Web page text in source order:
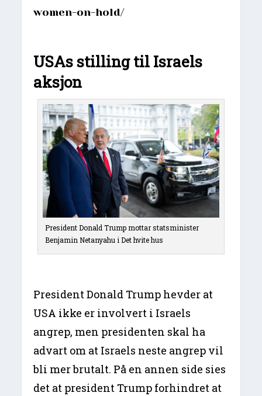
women-on-hold/
USAs stilling til Israels
aksjon
President Donald Trump mottar statsminister
Benjamin Netanyahu i Det hvite hus
President Donald Trump hevder at
USA ikke er involvert i Israels
angrep, men presidenten skal ha
advart om at Israels neste angrep vil
bli mer brutalt. På en annen side sies
det at president Trump forhindret at